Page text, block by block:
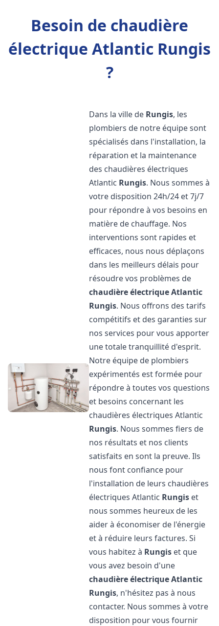
Besoin de chaudière
électrique Atlantic Rungis
?
Dans la ville de Rungis, les
plombiers de notre équipe sont
spécialisés dans l'installation, la
réparation et la maintenance
des chaudières électriques
Atlantic Rungis. Nous sommes à
votre disposition 24h/24 et 7j/7
pour répondre à vos besoins en
matière de chauffage. Nos
interventions sont rapides et
efficaces, nous nous déplaçons
dans les meilleurs délais pour
résoudre vos problèmes de
chaudière électrique Atlantic
Rungis. Nous offrons des tarifs
compétitifs et des garanties sur
nos services pour vous apporter
une totale tranquillité d'esprit.
Notre équipe de plombiers
expérimentés est formée pour
répondre à toutes vos questions
et besoins concernant les
chaudières électriques Atlantic
Rungis. Nous sommes fiers de
nos résultats et nos clients
satisfaits en sont la preuve. Ils
nous font confiance pour
l'installation de leurs chaudières
électriques Atlantic Rungis et
nous sommes heureux de les
aider à économiser de l'énergie
et à réduire leurs factures. Si
vous habitez à Rungis et que
vous avez besoin d'une
chaudière électrique Atlantic
Rungis, n'hésitez pas à nous
contacter. Nous sommes à votre
disposition pour vous fournir